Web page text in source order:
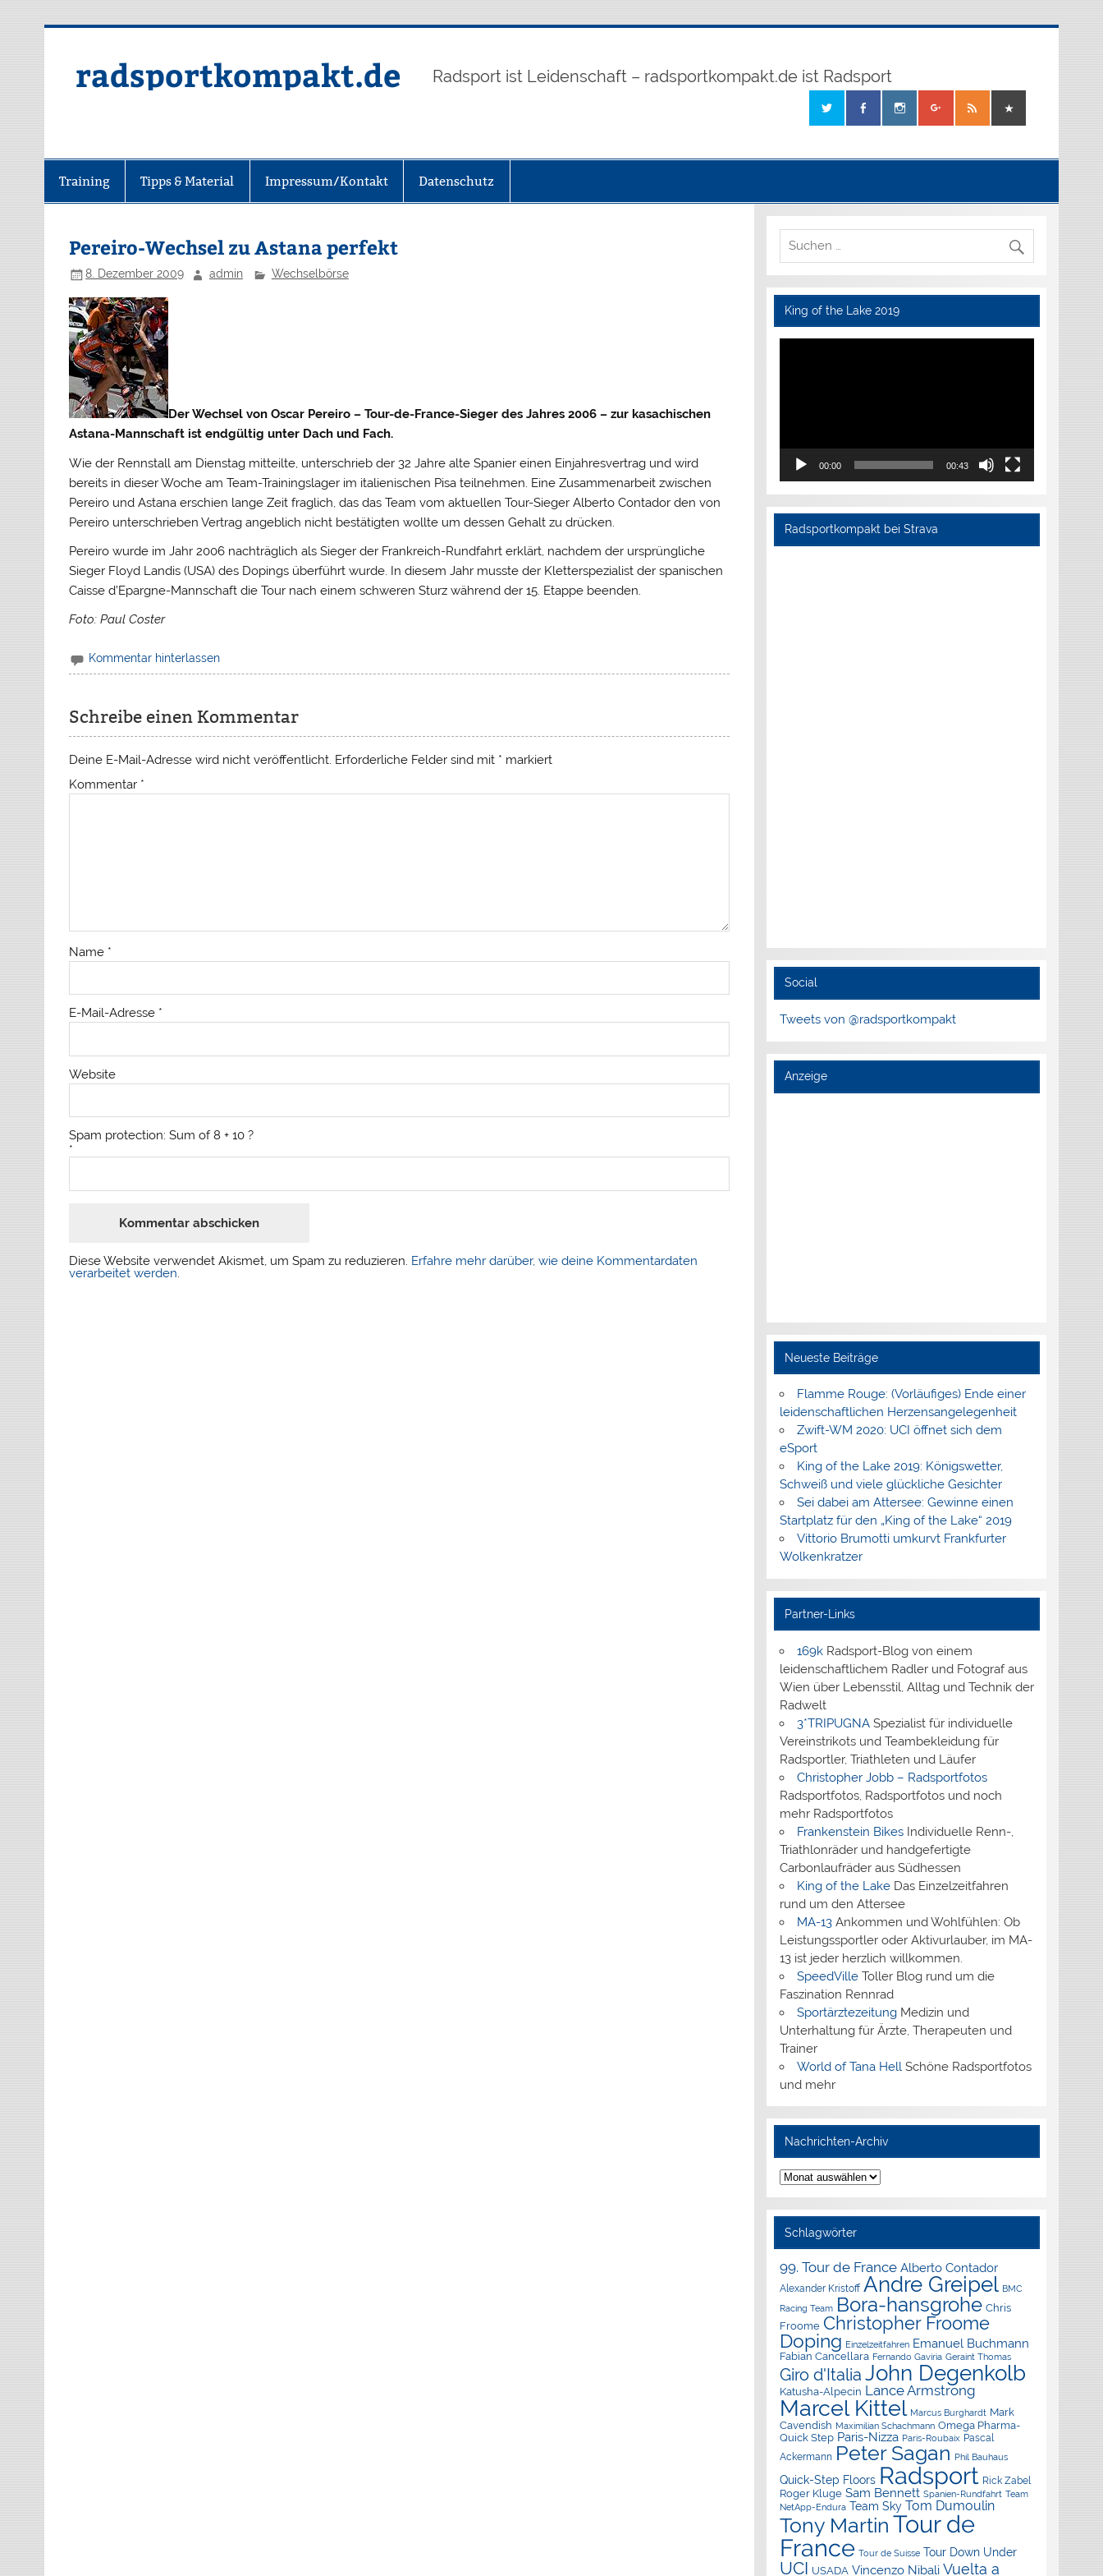
radsportkompakt.de Radsport ist Leidenschaft – radsportkompakt.de ist Radsport
Training Tipps & Material Impressum/Kontakt Datenschutz
Pereiro-Wechsel zu Astana perfekt
8. Dezember 2009 admin Wechselbörse
Der Wechsel von Oscar Pereiro – Tour-de-France-Sieger des Jahres 2006 – zur kasachischen
Astana-Mannschaft ist endgültig unter Dach und Fach.
Wie der Rennstall am Dienstag mitteilte, unterschrieb der 32 Jahre alte Spanier einen Einjahresvertrag und wird
bereits in dieser Woche am Team-Trainingslager im italienischen Pisa teilnehmen. Eine Zusammenarbeit zwischen
Pereiro und Astana erschien lange Zeit fraglich, das das Team vom aktuellen Tour-Sieger Alberto Contador den von
Pereiro unterschrieben Vertrag angeblich nicht bestätigten wollte um dessen Gehalt zu drücken.
Pereiro wurde im Jahr 2006 nachträglich als Sieger der Frankreich-Rundfahrt erklärt, nachdem der ursprüngliche
Sieger Floyd Landis (USA) des Dopings überführt wurde. In diesem Jahr musste der Kletterspezialist der spanischen
Caisse d’Epargne-Mannschaft die Tour nach einem schweren Sturz während der 15. Etappe beenden.
Foto: Paul Coster
Kommentar hinterlassen
Schreibe einen Kommentar
Deine E-Mail-Adresse wird nicht veröffentlicht. Erforderliche Felder sind mit * markiert
Kommentar *
Name *
E-Mail-Adresse *
Website
Spam protection: Sum of 8 + 10 ?
*
Diese Website verwendet Akismet, um Spam zu reduzieren. Erfahre mehr darüber, wie deine Kommentardaten
verarbeitet werden.
King of the Lake 2019
Video-
00:00 00:43
Radsportkompakt bei Strava
Social
Tweets von @radsportkompakt
Anzeige
Neueste Beiträge
Flamme Rouge: (Vorläufiges) Ende einer
leidenschaftlichen Herzensangelegenheit
Zwift-WM 2020: UCI öffnet sich dem
eSport
King of the Lake 2019: Königswetter,
Schweiß und viele glückliche Gesichter
Sei dabei am Attersee: Gewinne einen
Startplatz für den „King of the Lake“ 2019
Vittorio Brumotti umkurvt Frankfurter
Wolkenkratzer
Partner-Links
169kRadsport-Blog von einem
leidenschaftlichem Radler und Fotograf aus
Wien über Lebensstil, Alltag und Technik der
Radwelt
3*TRIPUGNASpezialist für individuelle
Vereinstrikots und Teambekleidung für
Radsportler, Triathleten und Läufer
Christopher Jobb – Radsportfotos
Radsportfotos, Radsportfotos und noch
mehr Radsportfotos
Frankenstein BikesIndividuelle Renn-,
Triathlonräder und handgefertigte
Carbonlaufräder aus Südhessen
King of the LakeDas Einzelzeitfahren
rund um den Attersee
MA-13Ankommen und Wohlfühlen: Ob
Leistungssportler oder Aktivurlauber, im MA-
13 ist jeder herzlich willkommen.
SpeedVilleToller Blog rund um die
Faszination Rennrad
SportärztezeitungMedizin und
Unterhaltung für Ärzte, Therapeuten und
Trainer
World of Tana Hell Schöne Radsportfotos
und mehr
Nachrichten-Archiv
Nachrichten-
Archiv
Schlagwörter
99. Tour de France Alberto Contador
Alexander Kristoff Andre Greipel BMC
Racing Team Bora-hansgrohe Chris
Froome Christopher Froome
Doping Einzelzeitfahren Emanuel Buchmann
Fabian Cancellara Fernando Gaviria Geraint Thomas
Giro d'Italia John Degenkolb
Katusha-Alpecin Lance Armstrong
Marcel Kittel Marcus Burghardt Mark
Cavendish Maximilian Schachmann Omega Pharma-
Quick Step Paris-Nizza Paris-Roubaix Pascal
Ackermann Peter Sagan Phil Bauhaus
Quick-Step Floors Radsport Rick Zabel
Roger Kluge Sam Bennett Spanien-Rundfahrt Team
NetApp-Endura Team Sky Tom Dumoulin
Tony Martin Tour de
France Tour de Suisse Tour Down Under
UCI USADA Vincenzo Nibali Vuelta a